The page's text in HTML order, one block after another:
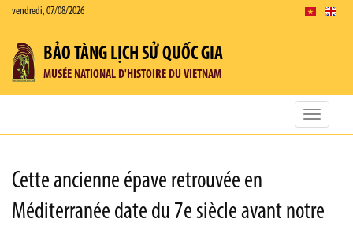
vendredi, 07/08/2026
BẢO TÀNG LỊCH SỬ QUỐC GIA
MUSÉE NATIONAL D'HISTOIRE DU VIETNAM
Toggle
Cette ancienne épave retrouvée en
Méditerranée date du 7e siècle avant notre